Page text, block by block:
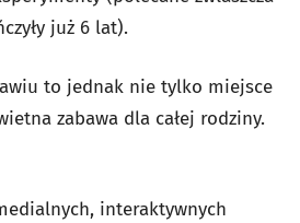
już 6 lat).
to jednak nie tylko miejsce
zabawa dla całej rodziny.
interaktywnych